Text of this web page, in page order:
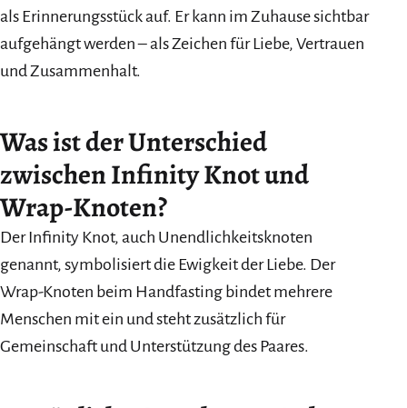
als Erinnerungsstück auf. Er kann im Zuhause sichtbar
aufgehängt werden – als Zeichen für Liebe, Vertrauen
und Zusammenhalt.
Was ist der Unterschied
zwischen Infinity Knot und
Wrap-Knoten?
Der Infinity Knot, auch Unendlichkeitsknoten
genannt, symbolisiert die Ewigkeit der Liebe. Der
Wrap-Knoten beim Handfasting bindet mehrere
Menschen mit ein und steht zusätzlich für
Gemeinschaft und Unterstützung des Paares.